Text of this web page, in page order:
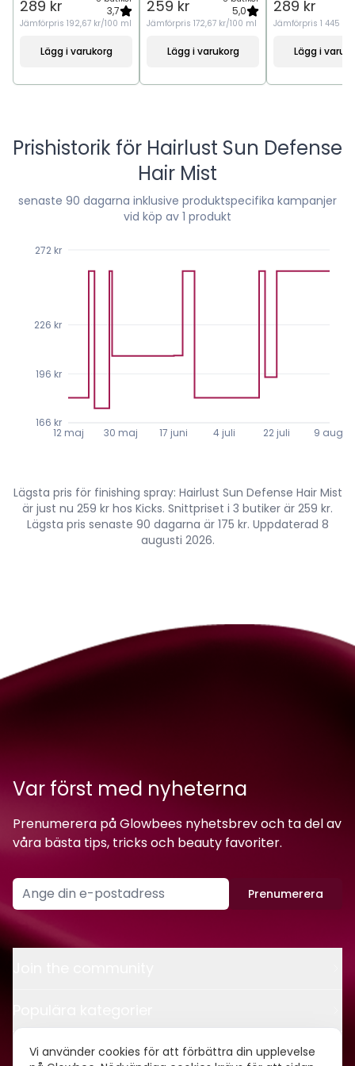
Vi använder cookies för att förbättra din upplevelse
289 kr 3,7
Jämförpris 192,67 kr/100 ml
Lägg i varukorg
259 kr 5,0
Jämförpris 172,67 kr/100 ml
Lägg i varukorg
289 kr
Jämförpris 1 445
Lägg i
Prishistorik för Hairlust Sun Defense
Hair Mist
senaste 90 dagarna inklusive produktspecifika kampanjer
vid köp av 1 produkt
12 maj 30 maj 17 juni 4 juli 22 juli 9 aug.
166 kr
196 kr
226 kr
272 kr
Lägsta pris för finishing spray: Hairlust Sun Defense Hair Mist
är just nu 259 kr hos Kicks. Snittpriset i 3 butiker är 259 kr.
Lägsta pris senaste 90 dagarna är 175 kr. Uppdaterad 8
augusti 2026.
Var först med nyheterna
Prenumerera på Glowbees nyhetsbrev och ta del av
våra bästa tips, tricks och beauty favoriter.
Prenumerera
Kontakt